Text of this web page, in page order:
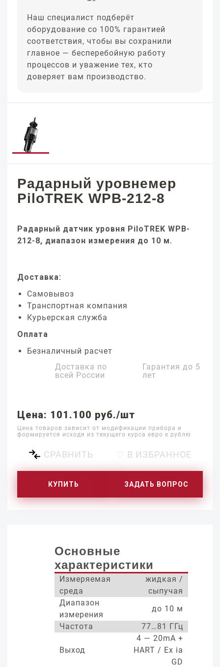
Наш специалист подберёт
оборудование со 100% гарантией
соответствия, чтобы вы сохранили
главное — бесперебойную работу
процессов и уважение тех, кто
доверяет вам производство.
Радарный уровнемер
PiloTREK WPB-212-8
Радарный датчик уровня PiloTREK WPB-
212-8, диапазон измерения до 10 м.
Доставка:
Самовывоз
Транспортная компания
Курьерская служба
Оплата
Безналичный расчет
Доставка по
всей России
Гарантия до 5
лет
Цена: 101.100 руб./шт
Цена товаров зависит от модификации прибора и
формируется исходя из текущего курса евро к рублю
СРАВНИТЬ ♡ В ИЗБРАННОЕ
КУПИТЬ ЗАДАТЬ ВОПРОС
Основные
характеристики
Измеряемая
среда
жидкая /
сыпучая
Диапазон
измерения
до 10 м
Частота
77…81 ГГц
Выход
4 — 20mA +
HART / Ex ia
GD